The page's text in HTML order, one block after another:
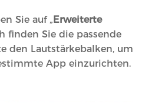
Sie auf „Erweiterte
finden Sie die passende
den Lautstärkebalken, um
App einzurichten.